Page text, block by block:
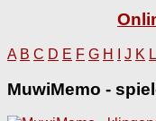
A B C D E F G H J K L
MuwiMemo -